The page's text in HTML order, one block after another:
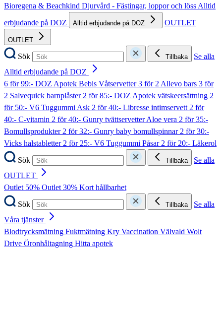
Bioregena & Beachkind Djurvård - Fästingar, loppor och lössAlltid
erbjudande på DOZ
Alltid erbjudande på DOZ OUTLET
OUTLET
Sök Tillbaka
Se alla
Alltid erbjudande på DOZ
6 för 99:- DOZ Apotek Bebis Våtservetter3 för 2 Allevo bars 3 för
2 Salvequick barnplåster2 för 85:- DOZ Apotek vätskeersättning 2
för 50:- V6 Tuggummi Ask 2 för 40:- Libresse intimservett2 för
40:- C-vitamin 2 för 40:- Gunry tvättservetter Aloe vera 2 för 35:-
Bomullsprodukter2 för 32:- Gunry baby bomullspinnar2 för 30:-
Vicks halstabletter2 för 25:- V6 Tuggummi Påsar2 för 20:- Läkerol
Sök
Tillbaka
Se alla
OUTLET
Outlet 50% Outlet 30% Kort hållbarhet
Sök
Tillbaka
Se alla
Våra tjänster
Blodtrycksmätning Fuktmätning Kry Vaccination Välvald Wolt
Drive Öronhåltagning Hitta apotek